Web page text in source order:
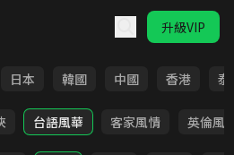
升級VIP
日本 韓國 中國 香港 泰
台語風華 客家風情 英倫風